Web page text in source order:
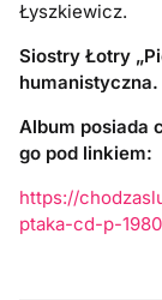
Łyszkiewicz.
Siostry Łotry
humanistyczna.
Album posiada
go pod linkiem:
https://
ptaka-cd-p-